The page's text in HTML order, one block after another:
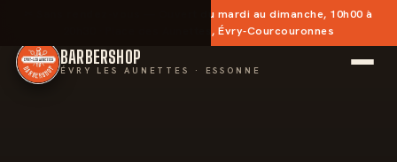
— Ouvert du mardi au dimanche, 10h00 à
20h30 · Place des Aunettes, Évry-Courcouronnes
BARBERSHOP
ÉVRY LES AUNETTES · ESSONNE